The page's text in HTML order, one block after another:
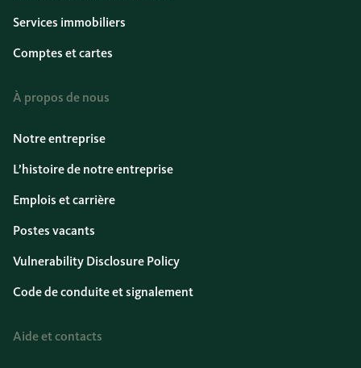
Services immobiliers
Comptes et cartes
À propos de nous
Notre entreprise
L’histoire de notre entreprise
Emplois et carrière
Postes vacants
Vulnerability Disclosure Policy
Code de conduite et signalement
Aide et contacts